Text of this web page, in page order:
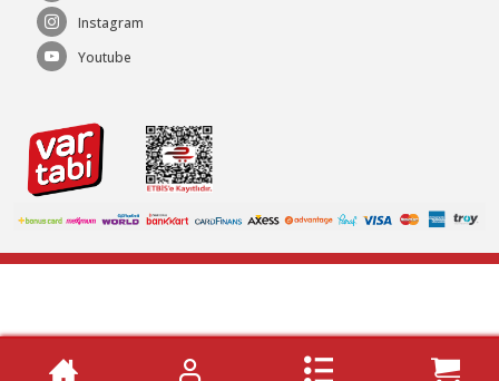
Instagram
Youtube